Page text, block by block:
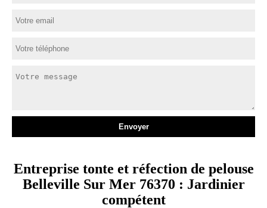
Entreprise tonte et réfection de pelouse
Belleville Sur Mer 76370 : Jardinier
compétent